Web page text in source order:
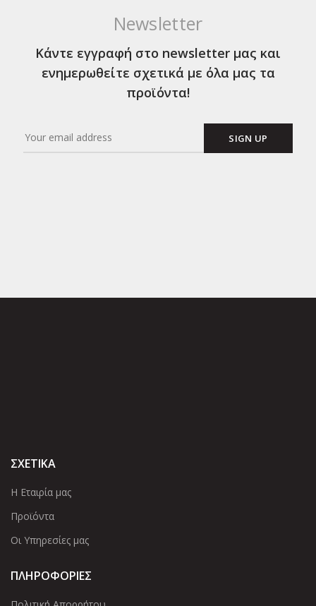
Newsletter
Κάντε εγγραφή στο newsletter μας και
ενημερωθείτε σχετικά με όλα μας τα
προϊόντα!
ΣΧΕΤΙΚΑ
Η Εταιρία μας
Προϊόντα
Οι Υπηρεσίες μας
ΠΛΗΡΟΦΟΡΙΕΣ